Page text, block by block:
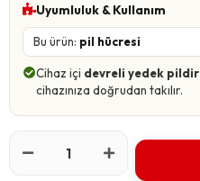
Uyumluluk & Kullanım
Bu ürün: pil hücresi
Cihaz içi devreli yedek pildir
cihazınıza doğrudan takılır.